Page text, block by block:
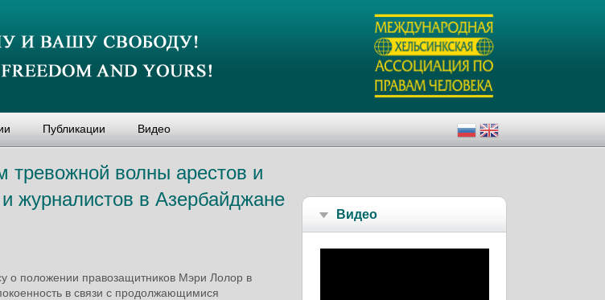
Публикации Видео
тревожной волны арестов и
журналистов в Азербайджане
о положении правозащитников Мэри Лолор в
в связи с продолжающимися
Видео